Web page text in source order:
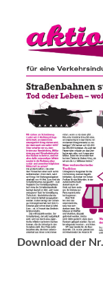
Download der